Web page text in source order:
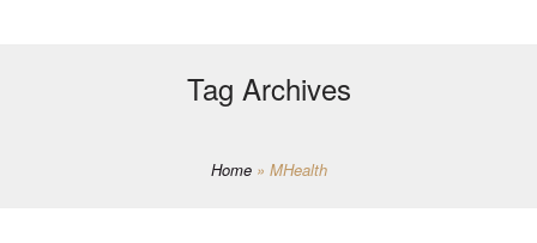
Tag Archives
Home » MHealth